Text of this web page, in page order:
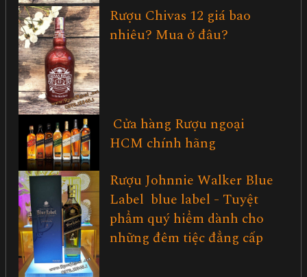
Rượu Chivas 12 giá bao
nhiêu? Mua ở đâu?
Cửa hàng Rượu ngoại
HCM chính hãng
Rượu Johnnie Walker Blue
Label blue label - Tuyệt
phẩm quý hiểm dành cho
những đêm tiệc đẳng cấp